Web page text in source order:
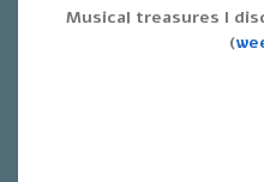
Musical treasures I
(